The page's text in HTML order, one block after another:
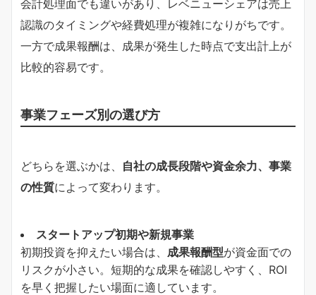
会計処理面でも違いがあり、レベニューシェアは売上
認識のタイミングや経費処理が複雑になりがちです。
一方で成果報酬は、成果が発生した時点で支出計上が
比較的容易です。
事業フェーズ別の選び方
どちらを選ぶかは、 自社の成長段階や資金余力、事業
の性質によって変わります。
スタートアップ初期や新規事業
初期投資を抑えたい場合は、 成果報酬型が資金面での
リスクが小さい。短期的な成果を確認しやすく、ROI
を早く把握したい場面に適しています。